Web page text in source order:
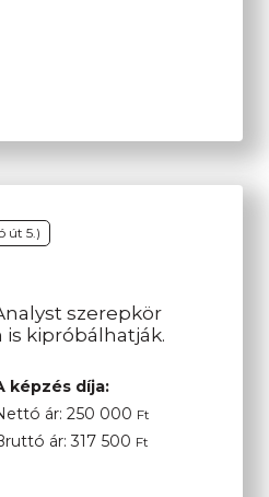
út 5.)
szerepkör
kipróbálhatják.
képzés díja:
ár: 250 000 Ft
ár:317 500 Ft